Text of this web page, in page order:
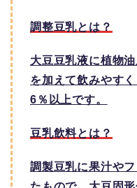
調整豆乳とは？
大豆豆乳液に植物
を加えて飲みやす
6％以上です。
豆乳飲料とは？
調製豆乳に果汁や